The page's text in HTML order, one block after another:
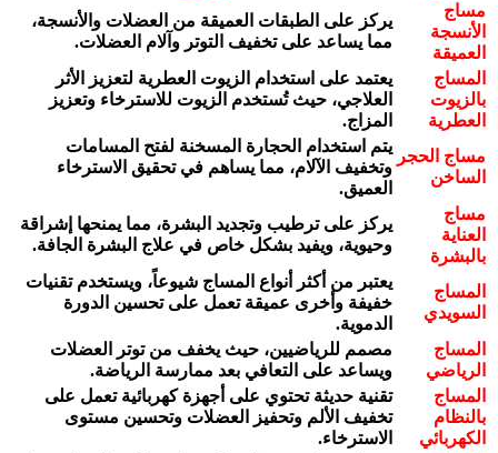
مساج
الأنسجة
العميقة
يركز على الطبقات العميقة من العضلات والأنسجة،
مما يساعد على تخفيف التوتر وآلام العضلات.
المساج
بالزيوت
العطرية
يعتمد على استخدام الزيوت العطرية لتعزيز الأثر
العلاجي، حيث تُستخدم الزيوت للاسترخاء وتعزيز
المزاج.
مساج الحجر
الساخن
يتم استخدام الحجارة المسخنة لفتح المسامات
وتخفيف الآلام، مما يساهم في تحقيق الاسترخاء
العميق.
مساج
العناية
بالبشرة
يركز على ترطيب وتجديد البشرة، مما يمنحها إشراقة
وحيوية، ويفيد بشكل خاص في علاج البشرة الجافة.
المساج
السويدي
يعتبر من أكثر أنواع المساج شيوعاً، ويستخدم تقنيات
خفيفة وأخرى عميقة تعمل على تحسين الدورة
الدموية.
المساج
الرياضي
مصمم للرياضيين، حيث يخفف من توتر العضلات
ويساعد على التعافي بعد ممارسة الرياضة.
المساج
بالنظام
الكهربائي
تقنية حديثة تحتوي على أجهزة كهربائية تعمل على
تخفيف الألم وتحفيز العضلات وتحسين مستوى
الاسترخاء.